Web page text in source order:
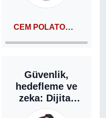
CEM POLATOĞLU
Güvenlik,
hedefleme ve
zeka: Dijital
platformlar